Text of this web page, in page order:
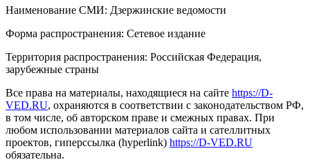
Наименование СМИ: Дзержинские ведомости
Форма распространения: Сетевое издание
Территория распространения: Российская Федерация,
зарубежные страны
Все права на материалы, находящиеся на сайте https://D-
VED.RU, охраняются в соответствии с законодательством РФ,
в том числе, об авторском праве и смежных правах. При
любом использовании материалов сайта и сателлитных
проектов, гиперссылка (hyperlink) https://D-VED.RU
обязательна.